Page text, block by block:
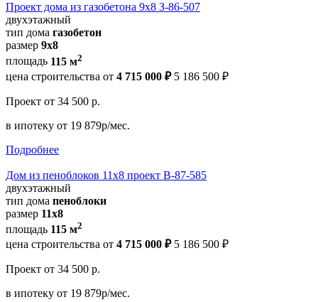
Проект дома из газобетона 9х8 З-86-507
двухэтажный
тип дома газобетон
размер 9х8
площадь 115 м2
цена строительства от 4 715 000 ₽ 5 186 500 ₽
Проект от 34 500 р.
в ипотеку от 19 879р/мес.
Подробнее
Дом из пеноблоков 11х8 проект В-87-585
двухэтажный
тип дома пеноблоки
размер 11х8
площадь 115 м2
цена строительства от 4 715 000 ₽ 5 186 500 ₽
Проект от 34 500 р.
в ипотеку от 19 879р/мес.